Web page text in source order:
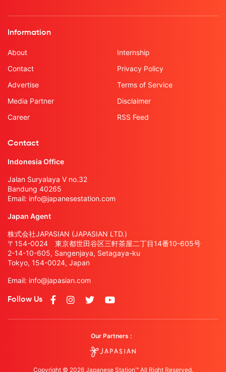
Information
About
Contact
Advertise
Media Partner
Career
Internship
Privacy Policy
Terms of Service
Disclaimer
RSS Feed
Contact
Indonesia Office
Jalan Suryalaya V no.32
Bandung 40265
Email: info@japanesestation.com
Japan Agent
株式会社JAPASIAN (JAPASIAN LTD.)
〒154-0024 東京都世田谷区三軒茶屋二丁目14番10-605号
2-14-10-605, Sangenjaya, Setagaya-ku
Tokyo, 154-0024, Japan
Email: info@japasian.com
Follow Us
Our Partners :
Copyright © 2026 Japanese Station™ All Right Reserved.